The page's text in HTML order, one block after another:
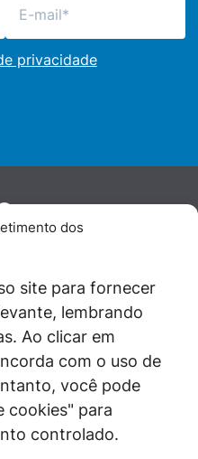
dos
site para fornecer
lembrando
Ao clicar em
com o uso de
você pode
cookies" para
controlado.
privacidade
os autores e
se posicionam
do cotidiano e